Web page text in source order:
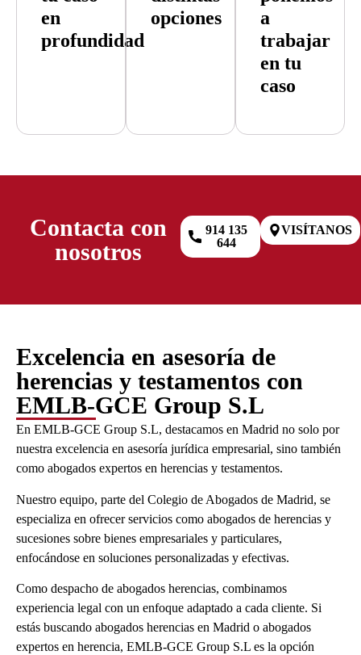
en
profundidad
opciones
a
trabajar
en tu
caso
Contacta con
nosotros
914 135
644
VISÍTANOS
Excelencia en asesoría de
herencias y testamentos con
EMLB-GCE Group S.L
En EMLB-GCE Group S.L, destacamos en Madrid no solo por
nuestra excelencia en asesoría jurídica empresarial, sino también
como abogados expertos en herencias y testamentos.
Nuestro equipo, parte del Colegio de Abogados de Madrid, se
especializa en ofrecer servicios como abogados de herencias y
sucesiones sobre bienes empresariales y particulares,
enfocándose en soluciones personalizadas y efectivas.
Como despacho de abogados herencias, combinamos
experiencia legal con un enfoque adaptado a cada cliente. Si
estás buscando abogados herencias en Madrid o abogados
expertos en herencia, EMLB-GCE Group S.L es la opción